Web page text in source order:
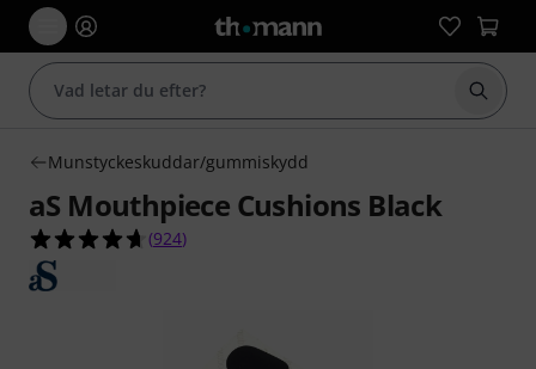
Börja
Munstyckeskuddar/gummiskydd
aS Mouthpiece Cushions Black
4.6 av 5 stjärnor från 924 kundbetyg
(924)